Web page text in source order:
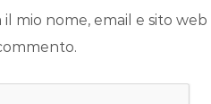
il mio nome, email e sito